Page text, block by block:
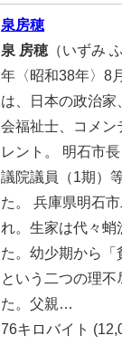
泉房穂
泉 房穂（いずみ
年〈昭和38年〉8
は、日本の政治家
会福祉士、コメン
レント。 明石市
議院議員（1期）
た。 兵庫県明石
れ。生家は代々蛸
た。幼少期から「
という二つの理不
た。父親…
76キロバイト